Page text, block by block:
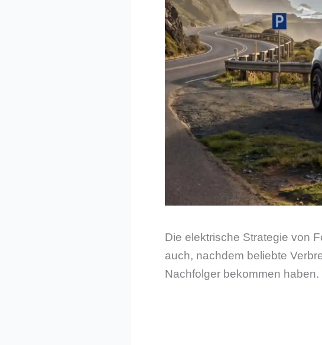
Die elektrische Strategie von
auch, nachdem beliebte
Nachfolger bekommen